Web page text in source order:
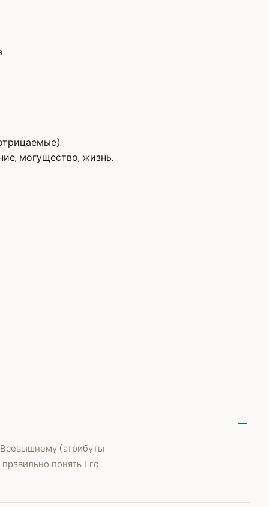
могущество, жизнь.
(атрибуты
понять Его